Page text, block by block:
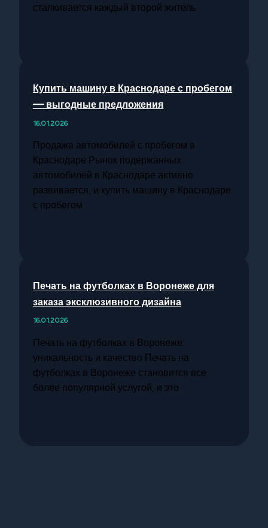
сталкивается каждый второй житель
Купить машину в Краснодаре с пробегом
— выгодные предложения
16.01.2026
Продажа автомобилей с пробегом в
Краснодаре Рынок подержанных
автомобилей в Краснодаре активно
развивается, и купить машину в Краснодаре
с пробегом
Печать на футболках в Воронеже для
заказа эксклюзивного дизайна
16.01.2026
Печать на футболках в Воронеже:
уникальность и качество Печать на
футболках в Воронеже становится все
более популярной услугой, и это